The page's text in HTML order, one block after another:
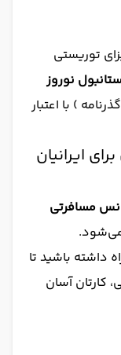
توریستی
نوروز
) با اعتبار
ایرانیان
مسافرتی
می‌شود.
باشید تا
کارتان آسان